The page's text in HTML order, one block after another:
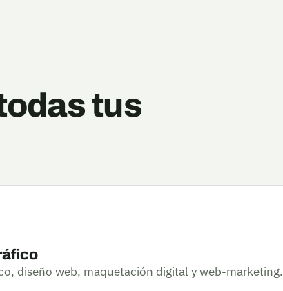
tus
diseño web, maquetación digital y web-marketing.